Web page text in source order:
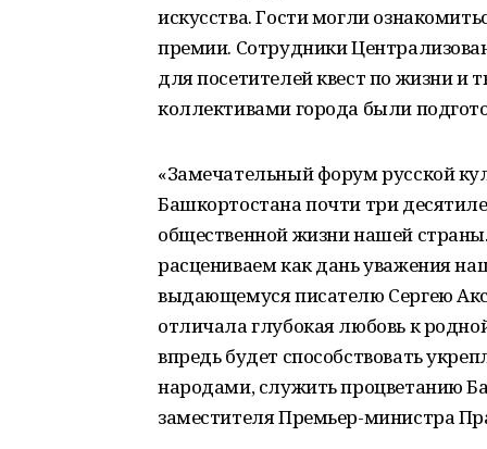
искусства. Гости могли
премии. Сотрудники
для посетителей квест по жизни и
коллективами города были
«Замечательный форум русской
Башкортостана почти три
общественной жизни нашей
расцениваем как дань уважения
выдающемуся писателю Сергею
отличала глубокая любовь к
впредь будет способствовать
народами, служить процветанию
заместителя Премьер-министра